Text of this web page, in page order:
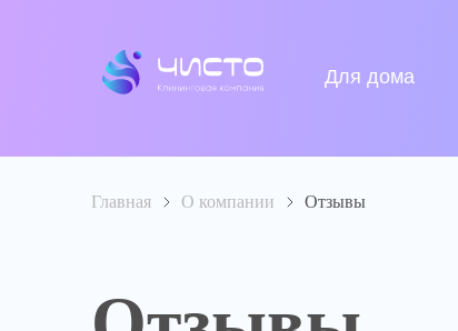
Для дома
Главная > О компании > Отзывы